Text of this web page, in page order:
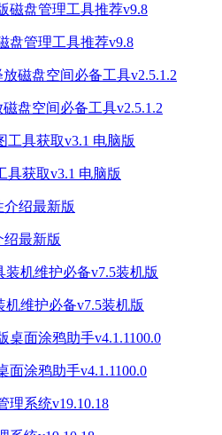
盘管理工具推荐v9.8
盘空间必备工具v2.5.1.2
具获取v3.1 电脑版
绍最新版
维护必备v7.5装机版
面涂鸦助手v4.1.1100.0